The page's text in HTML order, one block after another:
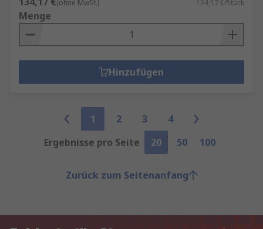
(ohne MwSt.) 134,17 €/Stück
Menge
Hinzufügen
1 2 3
4
Ergebnisse pro Seite
20 50 100
Zurück zum Seitenanfang